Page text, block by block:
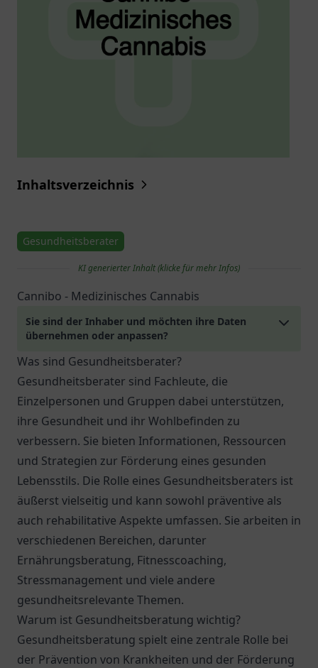
Inhaltsverzeichnis
Gesundheitsberater
KI generierter Inhalt (klicke für mehr Infos)
Cannibo - Medizinisches Cannabis
Sie sind der Inhaber und möchten ihre Daten
übernehmen oder anpassen?
Was sind Gesundheitsberater?
Gesundheitsberater sind Fachleute, die
Einzelpersonen und Gruppen dabei unterstützen,
ihre Gesundheit und ihr Wohlbefinden zu
verbessern. Sie bieten Informationen, Ressourcen
und Strategien zur Förderung eines gesunden
Lebensstils. Die Rolle eines Gesundheitsberaters ist
äußerst vielseitig und kann sowohl präventive als
auch rehabilitative Aspekte umfassen. Sie arbeiten in
verschiedenen Bereichen, darunter
Ernährungsberatung, Fitnesscoaching,
Stressmanagement und viele andere
gesundheitsrelevante Themen.
Warum ist Gesundheitsberatung wichtig?
Gesundheitsberatung spielt eine zentrale Rolle bei
der Prävention von Krankheiten und der Förderung